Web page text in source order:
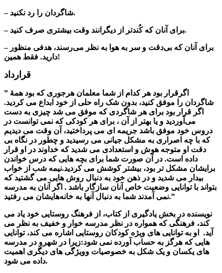
– شاگردان را رد نکنید.
– برای آنان که کُندتر از دیگرانند وقت بیشتری صرف کنید.
– برای آنان که بی‌دقت و سر به هوا به نظر می‌رسند، هدفی منظور
دارید. فقط همین!
قرارداد
” اگرقرار بود هر کدام از شما معلمان هرجوری که بود همۀ
شاگردان را موفق کنید، بدون شک راه حلی از خود ابداع می کردید.
اگر قرار بود برای هر شاگردی که موفق می شد چیزی به دست
می‌آوردید و یا بهتر از آن ، برای هر کودکی که نمی توانست در
دروس خود موفق باشد جریمه ای می پرداختید، آن وقت می دیدیم
که با چه اصراری به مشکل جیانی می رسیدید و چطور در نگاه بی
دقت او متوجه هوش و استعدادی می شدید که خداوند در او قرار
داده است. در آن صورت شما برای بچه هایی که درس خواندن
برایشان مشکل تر بود، بیشتر کوشش می کردید.نیمه شب از خواب
بیدار می شدید و در ذهن خود به دنبال روش هایی می گشتید که
بتواند با توانایی وضعیت خاص آنان سازگار باشد . اگر آنان به مدرسه
نمی آمدند شما به دنبال آنها به خانه‌هایشان می رفتید.”
نویسنده در بخش یادگیری از کتاب، از فرهنگ روستایی خود یاد می
کند، فرهنگی که همواره در نظر مدرسه خوار و خفیف به نظر می
آید. او به توانایی های ویژه کودکان روستایی اشاره می کند، توانایی
هایی که هرگز به حساب آورده نمی شود:زیرا در شهرو در مدرسه
های یکسان و یک شکل به خصوصیات وویژگی های دیگری اهمیت
داده می شود.